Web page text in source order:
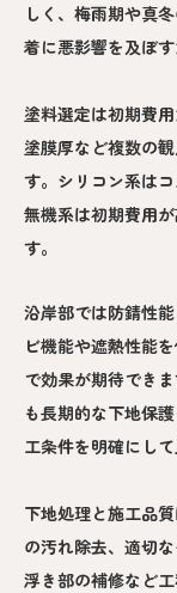
しく、梅雨期や真
着に悪影響を及ぼ
塗料選定は初期費
塗膜厚など複数の
す。シリコン系は
無機系は初期費用
す。
沿岸部では防錆性
ビ機能や遮熱性能
で効果が期待でき
も長期的な下地保
工条件を明確にし
下地処理と施工品
の汚れ除去、適切
浮き部の補修など